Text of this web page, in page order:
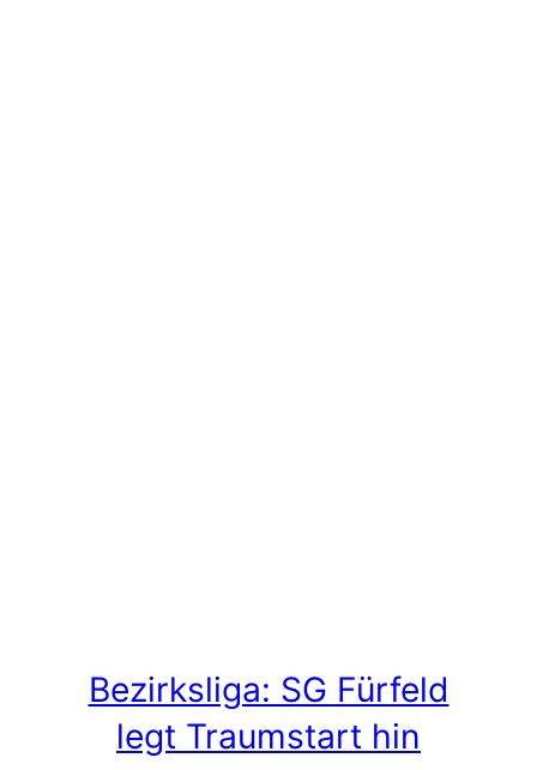
Bezirksliga: SG Fürfeld
legt Traumstart hin